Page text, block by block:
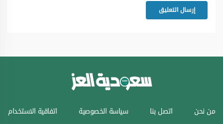
من نحن اتصل بنا سياسة الخصوصية اتفاقية الاستخدام